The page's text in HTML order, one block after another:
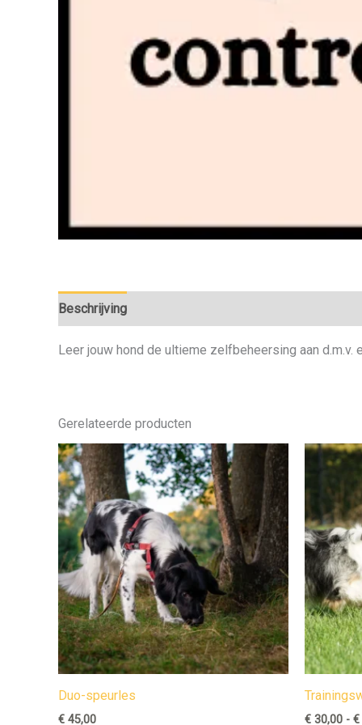
Beschrijving
Leer jouw hond de ultieme zelfbeheersing aan d.m.v.
Gerelateerde producten
Duo-speurles
€ 45,00 € 30,00 - €